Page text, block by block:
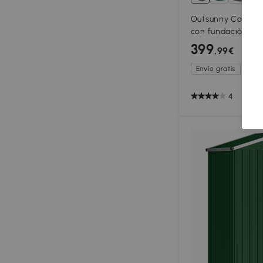
Outsunny
con fundación,
herramientas
acero
gris oscuro
399,99€
Envío gratis
4